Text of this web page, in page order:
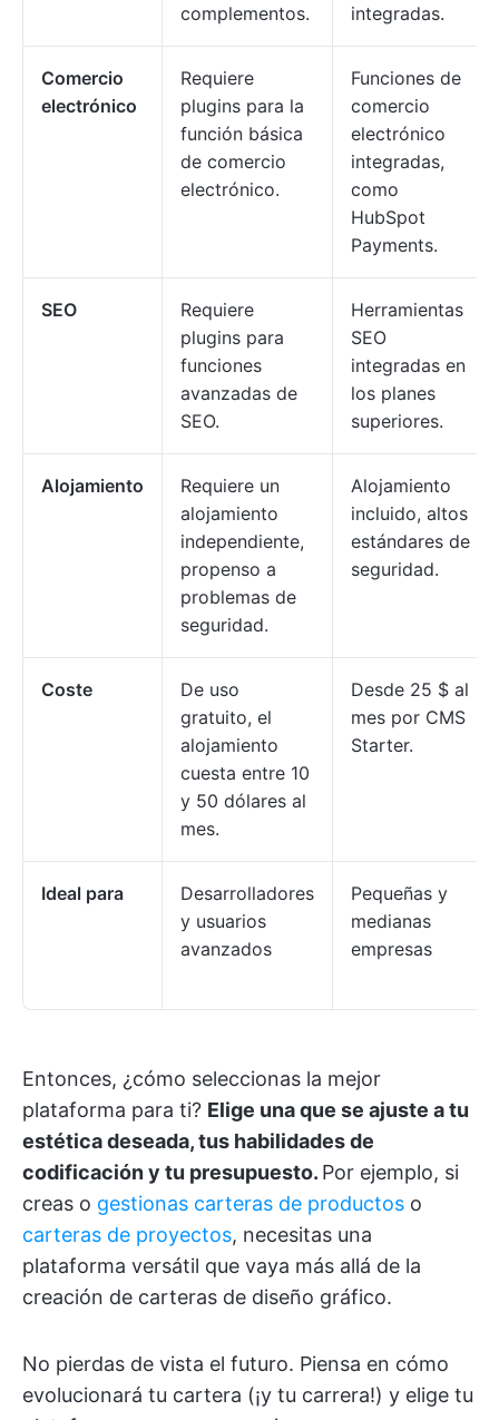
complementos.
integradas.
Comercio
electrónico
Requiere
plugins para la
función básica
de comercio
electrónico.
Funciones de
comercio
electrónico
integradas,
como
HubSpot
Payments.
SEO
Requiere
plugins para
funciones
avanzadas de
SEO.
Herramientas
SEO
integradas en
los planes
superiores.
Alojamiento
Requiere un
alojamiento
independiente,
propenso a
problemas de
seguridad.
Alojamiento
incluido, altos
estándares de
seguridad.
Coste
De uso
gratuito, el
alojamiento
cuesta entre 10
y 50 dólares al
mes.
Desde 25 $ al
mes por CMS
Starter.
Ideal para
Desarrolladores
y usuarios
avanzados
Pequeñas y
medianas
empresas
Entonces, ¿cómo seleccionas la mejor
plataforma para ti? Elige una que se ajuste a tu
estética deseada, tus habilidades de
codificación y tu presupuesto. Por ejemplo, si
creas o gestionas carteras de productos o
carteras de proyectos, necesitas una
plataforma versátil que vaya más allá de la
creación de carteras de diseño gráfico.
No pierdas de vista el futuro. Piensa en cómo
evolucionará tu cartera (¡y tu carrera!) y elige tu